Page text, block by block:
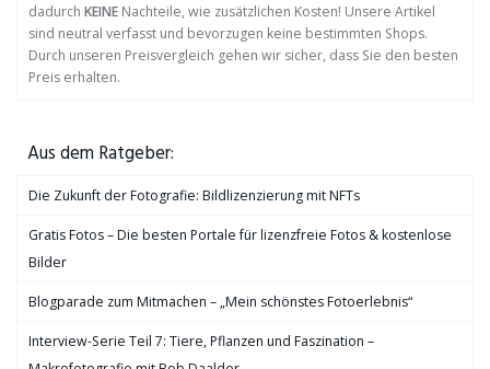
dadurch KEINE Nachteile, wie zusätzlichen Kosten! Unsere Artikel
sind neutral verfasst und bevorzugen keine bestimmten Shops.
Durch unseren Preisvergleich gehen wir sicher, dass Sie den besten
Preis erhalten.
Aus dem Ratgeber:
Die Zukunft der Fotografie: Bildlizenzierung mit NFTs
Gratis Fotos – Die besten Portale für lizenzfreie Fotos & kostenlose
Bilder
Blogparade zum Mitmachen – „Mein schönstes Fotoerlebnis“
Interview-Serie Teil 7: Tiere, Pflanzen und Faszination –